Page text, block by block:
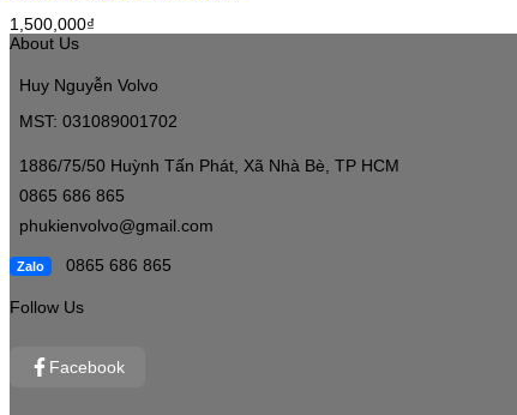
1,500,000₫
About Us
Huy Nguyễn Volvo
MST: 031089001702
1886/75/50 Huỳnh Tấn Phát, Xã Nhà Bè, TP HCM
0865 686 865
phukienvolvo@gmail.com
Zalo 0865 686 865
Follow Us
Facebook